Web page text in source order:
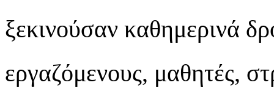
ξεκινούσαν καθημερινά
εργαζόμενους, μαθητές,